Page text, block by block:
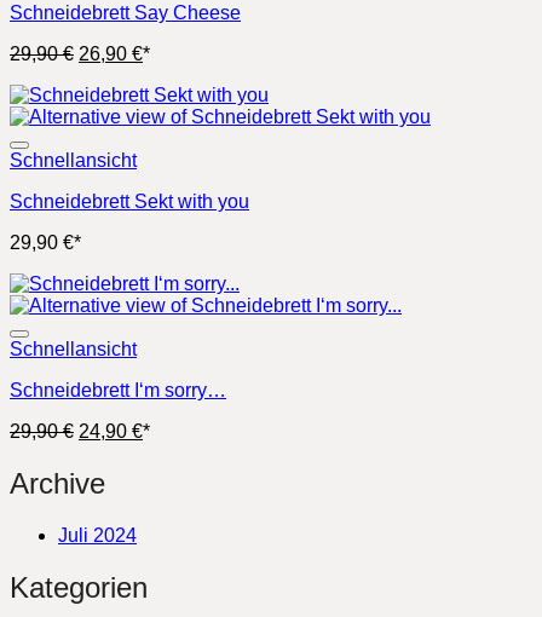
Schneidebrett Say Cheese
29,90€ Ursprünglicher
war:
29,90 €
26,90 €Aktueller
ist:
26,90 €.
*
Schnellansicht
Schneidebrett Sekt with you
29,90 €*
Schnellansicht
Schneidebrett I‘m sorry…
29,90€ Ursprünglicher
war:
29,90 €
24,90 €Aktueller
*
Archive
Juli 2024
Kategorien